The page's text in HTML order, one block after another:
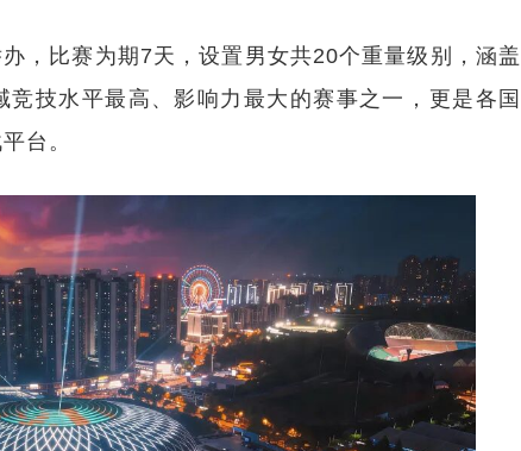
，比赛为期7天，设置男女共20个重量级别，涵盖
技水平最高、影响力最大的赛事之一‌，更是各国
台。